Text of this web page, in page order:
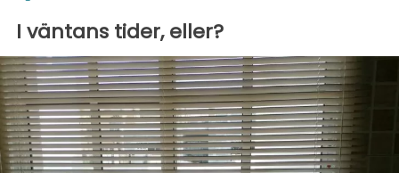
I väntans tider, eller?